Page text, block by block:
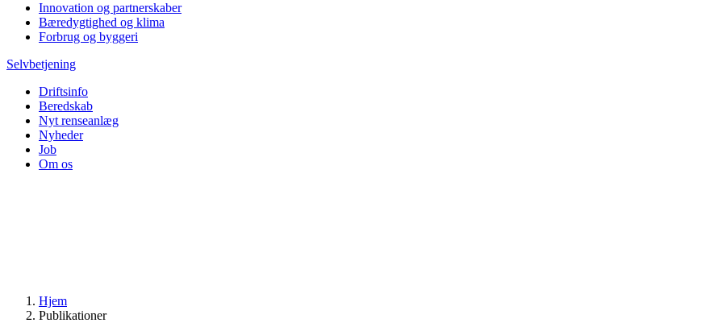
Innovation og partnerskaber
Bæredygtighed og klima
Forbrug og byggeri
Selvbetjening
Driftsinfo
Beredskab
Nyt renseanlæg
Nyheder
Job
Om os
Hjem
Publikationer